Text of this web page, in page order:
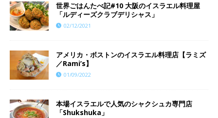
世界ごはんたべ記#10 大阪のイスラエル料理屋
「ルディーズクラブデリシャス」
02/12/2021
アメリカ・ボストンのイスラエル料理店【ラミズ
／Rami’s】
01/09/2022
本場イスラエルで人気のシャクシュカ専門店
「Shukshuka」